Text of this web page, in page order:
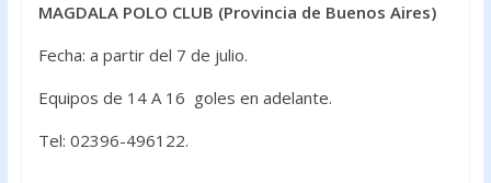
MAGDALA POLO CLUB (Provincia de Buenos Aires)
Fecha: a partir del 7 de julio.
Equipos de 14 A 16 goles en adelante.
Tel: 02396-496122.